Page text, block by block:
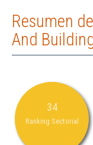
Resumen
And
34
Ranking Sectorial